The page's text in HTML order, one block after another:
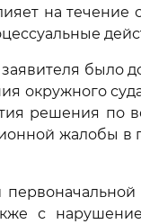
на течение
заявителя было
окружного
решения по
жалобы в
с